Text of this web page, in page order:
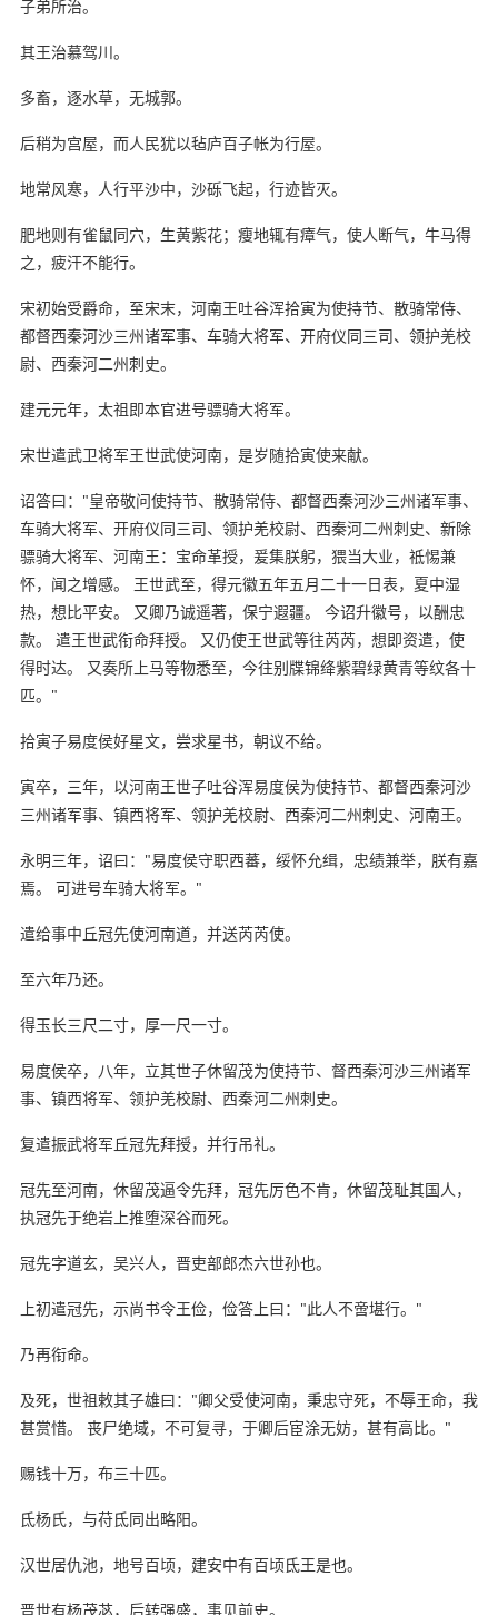
子弟所治。
其王治慕驾川。
多畜，逐水草，无城郭。
后稍为宫屋，而人民犹以毡庐百子帐为行屋。
地常风寒，人行平沙中，沙砾飞起，行迹皆灭。
肥地则有雀鼠同穴，生黄紫花；瘦地辄有瘴气，使人断气，牛马得
之，疲汗不能行。
宋初始受爵命，至宋末，河南王吐谷浑拾寅为使持节、散骑常侍、
都督西秦河沙三州诸军事、车骑大将军、开府仪同三司、领护羌校
尉、西秦河二州刺史。
建元元年，太祖即本官进号骠骑大将军。
宋世遣武卫将军王世武使河南，是岁随拾寅使来献。
诏答曰："皇帝敬问使持节、散骑常侍、都督西秦河沙三州诸军事、
车骑大将军、开府仪同三司、领护羌校尉、西秦河二州刺史、新除
骠骑大将军、河南王：宝命革授，爰集朕躬，猥当大业，祗惕兼
怀，闻之增感。 王世武至，得元徽五年五月二十一日表，夏中湿
热，想比平安。 又卿乃诚遥著，保宁遐疆。 今诏升徽号，以酬忠
款。 遣王世武衔命拜授。 又仍使王世武等往芮芮，想即资遣，使
得时达。 又奏所上马等物悉至，今往别牒锦绛紫碧绿黄青等纹各十
匹。"
拾寅子易度侯好星文，尝求星书，朝议不给。
寅卒，三年，以河南王世子吐谷浑易度侯为使持节、都督西秦河沙
三州诸军事、镇西将军、领护羌校尉、西秦河二州刺史、河南王。
永明三年，诏曰："易度侯守职西蕃，绥怀允缉，忠绩兼举，朕有嘉
焉。 可进号车骑大将军。"
遣给事中丘冠先使河南道，并送芮芮使。
至六年乃还。
得玉长三尺二寸，厚一尺一寸。
易度侯卒，八年，立其世子休留茂为使持节、督西秦河沙三州诸军
事、镇西将军、领护羌校尉、西秦河二州刺史。
复遣振武将军丘冠先拜授，并行吊礼。
冠先至河南，休留茂逼令先拜，冠先厉色不肯，休留茂耻其国人，
执冠先于绝岩上推堕深谷而死。
冠先字道玄，吴兴人，晋吏部郎杰六世孙也。
上初遣冠先，示尚书令王俭，俭答上曰："此人不啻堪行。"
乃再衔命。
及死，世祖敕其子雄曰："卿父受使河南，秉忠守死，不辱王命，我
甚赏惜。 丧尸绝域，不可复寻，于卿后宦涂无妨，甚有高比。"
赐钱十万，布三十匹。
氐杨氏，与苻氐同出略阳。
汉世居仇池，地号百顷，建安中有百顷氐王是也。
晋世有杨茂苾，后转强盛，事见前史。